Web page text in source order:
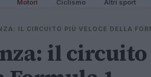
Motori Ciclismo Altri sport
IL CIRCUITO PIÙ VELOCE DELLA
il